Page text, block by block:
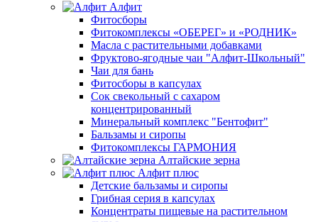
Алфит
Фитосборы
Фитокомплексы «ОБЕРЕГ» и «РОДНИК»
Масла с растительными добавками
Фруктово-ягодные чаи "Алфит-Школьный"
Чаи для бань
Фитосборы в капсулах
Сок свекольный с сахаром
концентрированный
Минеральный комплекс "Бентофит"
Бальзамы и сиропы
Фитокомплексы ГАРМОНИЯ
Алтайские зерна
Алфит плюс
Детские бальзамы и сиропы
Грибная серия в капсулах
Концентраты пищевые на растительном